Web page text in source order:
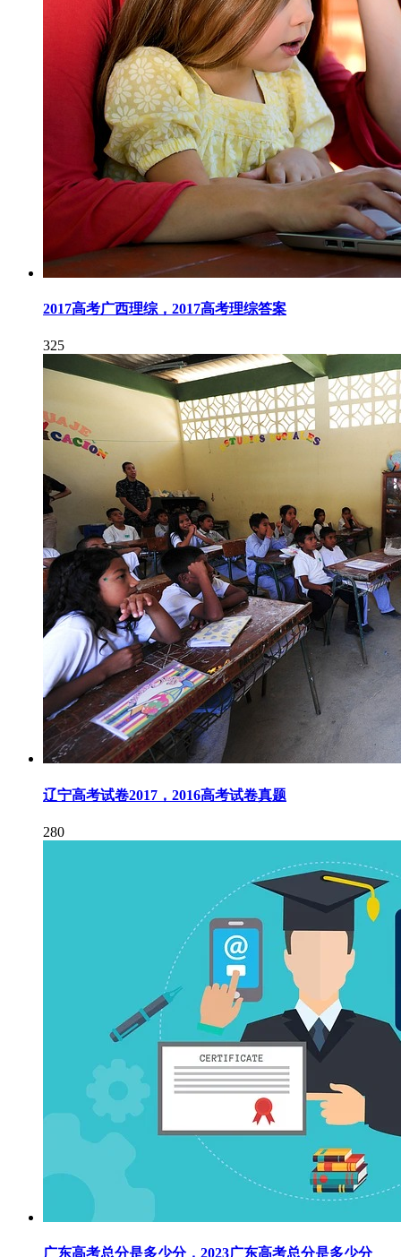
2017高考广西理综，2017高考理综答案
325
辽宁高考试卷2017，2016高考试卷真题
280
广东高考总分是多少分，2023广东高考总分是多少分